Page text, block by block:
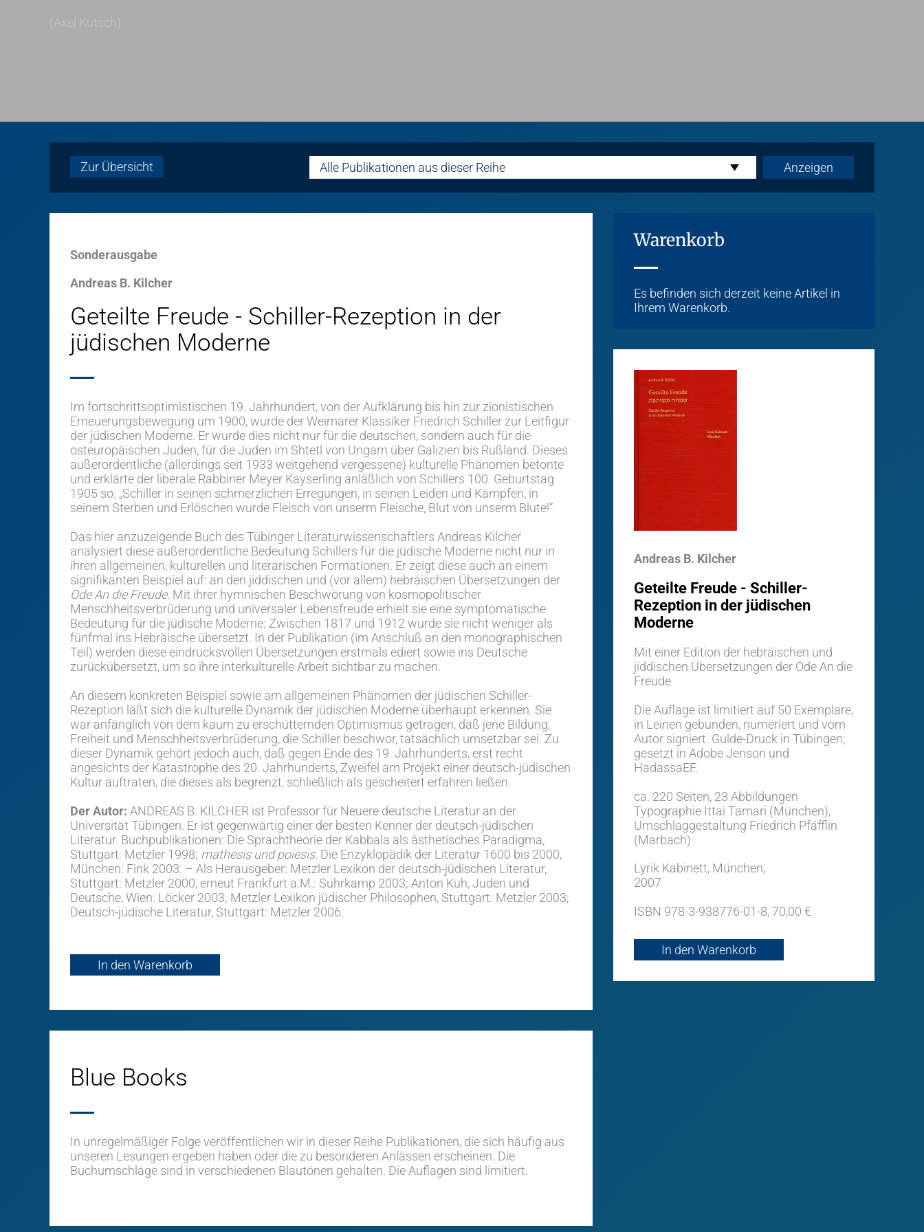
(Axel Kutsch)
Zur Übersicht Alle Publikationen aus dieser Reihe
Sonderausgabe
Andreas B. Kilcher
Geteilte Freude - Schiller-Rezeption in der
jüdischen Moderne
Im fortschrittsoptimistischen 19. Jahrhundert, von der Aufklärung bis hin zur zionistischen
Erneuerungsbewegung um 1900, wurde der Weimarer Klassiker Friedrich Schiller zur Leitfigur
der jüdischen Moderne. Er wurde dies nicht nur für die deutschen, sondern auch für die
osteuropäischen Juden, für die Juden im Shtetl von Ungarn über Galizien bis Rußland. Dieses
außerordentliche (allerdings seit 1933 weitgehend vergessene) kulturelle Phänomen betonte
und erklärte der liberale Rabbiner Meyer Kayserling anläßlich von Schillers 100. Geburtstag
1905 so: „Schiller in seinen schmerzlichen Erregungen, in seinen Leiden und Kämpfen, in
seinem Sterben und Erlöschen wurde Fleisch von unserm Fleische, Blut von unserm Blute!“
Das hier anzuzeigende Buch des Tübinger Literaturwissenschaftlers Andreas Kilcher
analysiert diese außerordentliche Bedeutung Schillers für die jüdische Moderne nicht nur in
ihren allgemeinen, kulturellen und literarischen Formationen. Er zeigt diese auch an einem
signifikanten Beispiel auf: an den jiddischen und (vor allem) hebräischen Übersetzungen der
Ode An die Freude. Mit ihrer hymnischen Beschwörung von kosmopolitischer
Menschheitsverbrüderung und universaler Lebensfreude erhielt sie eine symptomatische
Bedeutung für die jüdische Moderne: Zwischen 1817 und 1912 wurde sie nicht weniger als
fünfmal ins Hebräische übersetzt. In der Publikation (im Anschluß an den monographischen
Teil) werden diese eindrucksvollen Übersetzungen erstmals ediert sowie ins Deutsche
zurückübersetzt, um so ihre interkulturelle Arbeit sichtbar zu machen.
An diesem konkreten Beispiel sowie am allgemeinen Phänomen der jüdischen Schiller-
Rezeption läßt sich die kulturelle Dynamik der jüdischen Moderne überhaupt erkennen. Sie
war anfänglich von dem kaum zu erschütternden Optimismus getragen, daß jene Bildung,
Freiheit und Menschheitsverbrüderung, die Schiller beschwor, tatsächlich umsetzbar sei. Zu
dieser Dynamik gehört jedoch auch, daß gegen Ende des 19. Jahrhunderts, erst recht
angesichts der Katastrophe des 20. Jahrhunderts, Zweifel am Projekt einer deutsch-jüdischen
Kultur auftraten, die dieses als begrenzt, schließlich als gescheitert erfahren ließen.
Der Autor: ANDREAS B. KILCHER ist Professor für Neuere deutsche Literatur an der
Universität Tübingen. Er ist gegenwärtig einer der besten Kenner der deutsch-jüdischen
Literatur. Buchpublikationen: Die Sprachtheorie der Kabbala als ästhetisches Paradigma,
Stuttgart: Metzler 1998; mathesis und poiesis. Die Enzyklopädik der Literatur 1600 bis 2000,
München: Fink 2003. – Als Herausgeber: Metzler Lexikon der deutsch-jüdischen Literatur,
Stuttgart: Metzler 2000, erneut Frankfurt a.M.: Suhrkamp 2003; Anton Kuh, Juden und
Deutsche, Wien: Löcker 2003; Metzler Lexikon jüdischer Philosophen, Stuttgart: Metzler 2003;
Deutsch-jüdische Literatur, Stuttgart: Metzler 2006.
In den Warenkorb
Blue Books
In unregelmäßiger Folge veröffentlichen wir in dieser Reihe Publikationen, die sich häufig aus
unseren Lesungen ergeben haben oder die zu besonderen Anlässen erscheinen. Die
Buchumschläge sind in verschiedenen Blautönen gehalten. Die Auflagen sind limitiert.
Warenkorb
Es befinden sich derzeit keine Artikel in
Ihrem Warenkorb.
Andreas B. Kilcher
Geteilte Freude - Schiller-
Rezeption in der jüdischen
Moderne
Mit einer Edition der hebräischen und
jiddischen Übersetzungen der Ode An die
Freude
Die Auflage ist limitiert auf 50 Exemplare,
in Leinen gebunden, numeriert und vom
Autor signiert. Gulde-Druck in Tübingen;
gesetzt in Adobe Jenson und
HadassaEF.
ca. 220 Seiten, 23 Abbildungen
Typographie Ittai Tamari (München),
Umschlaggestaltung Friedrich Pfäfflin
(Marbach)
Lyrik Kabinett, München,
2007
ISBN 978-3-938776-01-8, 70,00 €
In den Warenkorb